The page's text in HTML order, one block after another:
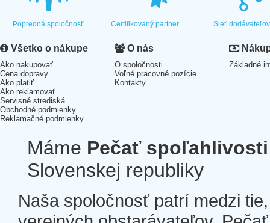
Popredná spoločnosť Certifikovaný partner Sieť dodávateľov
Všetko o nákupe
Ako nakupovať
Cena dopravy
Ako platiť
Ako reklamovať
Servisné strediská
Obchodné podmienky
Reklamačné podmienky
O nás
O spoločnosti
Voľné pracovné pozície
Kontakty
Základné
Máme Pečať spoľahlivosti
Slovenskej republiky
Naša spoločnosť patrí medzi